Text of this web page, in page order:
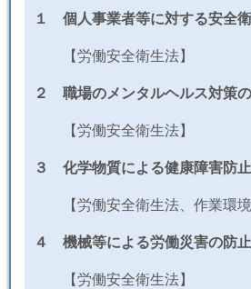
１ 個人事業者等に対する安全
【労働安全衛生法】
２ 職場のメンタルヘルス対策
【労働安全衛生法】
３ 化学物質による健康障害防
【労働安全衛生法、作業環境
４ 機械等による労働災害の防
【労働安全衛生法】